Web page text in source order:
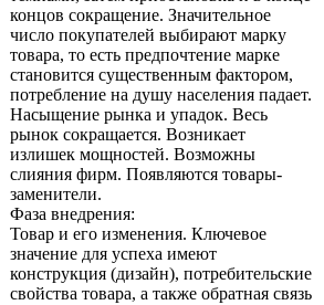
концов сокращение. Значительное
число покупателей выбирают марку
товара, то есть предпочтение марке
становится существенным фактором,
потребление на душу населения падает.
Насыщение рынка и упадок. Весь
рынок сокращается. Возникает
излишек мощностей. Возможны
слияния фирм. Появляются товары-
заменители.
Фаза внедрения:
Товар и его изменения. Ключевое
значение для успеха имеют
конструкция (дизайн), потребительские
свойства товара, а также обратная связь